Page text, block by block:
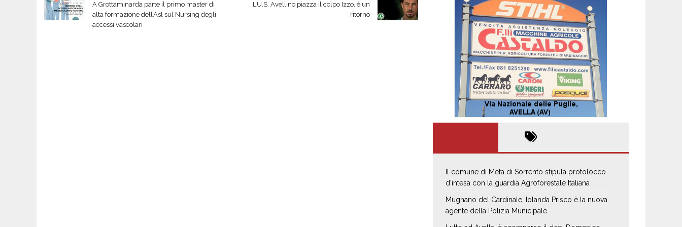
A Grottaminarda parte il primo master di
alta formazione dell’Asl sul Nursing degli
accessi vascolari
L’U.S. Avellino piazza il colpo Izzo, è un
ritorno
Il comune di Meta di Sorrento stipula protolocco
d’intesa con la guardia Agroforestale Italiana
Mugnano del Cardinale, Iolanda Prisco è la nuova
agente della Polizia Municipale